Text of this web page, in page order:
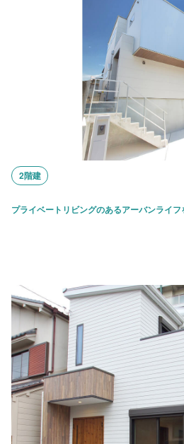
2階建
プライベートリビングのあるアーバンライフ